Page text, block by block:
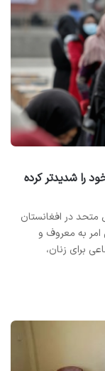
را شدیدتر کرده
متحد در افغانستان
امر به معروف و
برای زنان،